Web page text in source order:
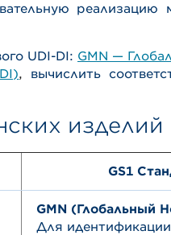
UDI-DI: GMN —
, вычислить
изделий
GS1
GMN (Глобальный
Для